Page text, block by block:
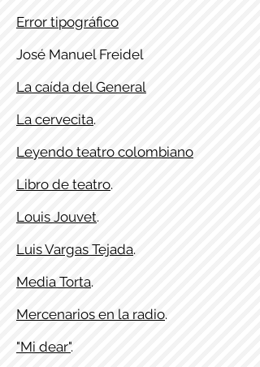
Error tipográfico
José Manuel Freidel
La caída del General
La cervecita.
Leyendo teatro colombiano
Libro de teatro.
Louis Jouvet.
Luis Vargas Tejada.
Media Torta.
Mercenarios en la radio.
"Mi dear".